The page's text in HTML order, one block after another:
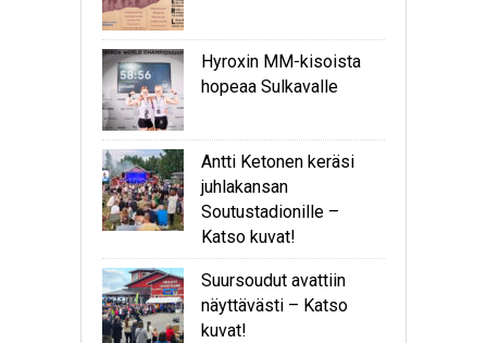
Hyroxin MM-kisoista
hopeaa Sulkavalle
Antti Ketonen keräsi
juhlakansan
Soutustadionille –
Katso kuvat!
Suursoudut avattiin
näyttävästi – Katso
kuvat!